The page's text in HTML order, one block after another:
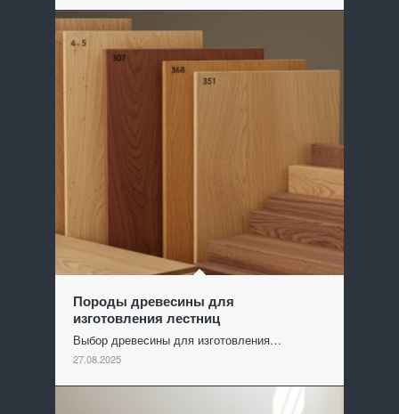
Породы древесины для
изготовления лестниц
Выбор древесины для изготовления…
27.08.2025